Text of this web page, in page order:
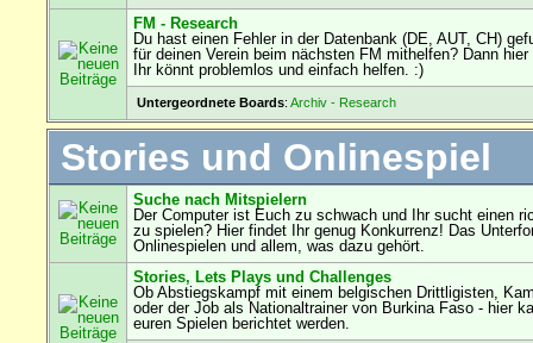
FM - Research
Du hast einen Fehler in der Datenbank (DE, AUT, CH)
für deinen Verein beim nächsten FM mithelfen? Dann
Ihr könnt problemlos und einfach helfen. :)
Untergeordnete Boards: Archiv - Research
Stories und Onlinespiel
Suche nach Mitspielern
Der Computer ist Euch zu schwach und Ihr sucht einen
zu spielen? Hier findet Ihr genug Konkurrenz! Das
Onlinespielen und allem, was dazu gehört.
Stories, Lets Plays und Challenges
Ob Abstiegskampf mit einem belgischen Drittligisten,
oder der Job als Nationaltrainer von Burkina Faso - hier
euren Spielen berichtet werden.